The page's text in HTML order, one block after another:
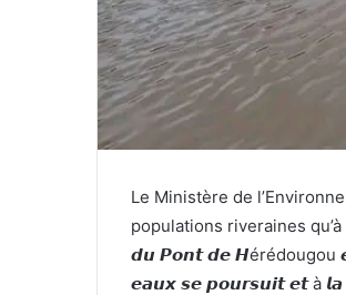
Le Ministère de
populations riveraines
𝙙𝙪 𝙋𝙤𝙣𝙩 𝙙𝙚 𝙃érédougou
𝙚𝙖𝙪𝙭 𝙨𝙚 𝙥𝙤𝙪𝙧𝙨𝙪𝙞𝙩 𝙚𝙩 à